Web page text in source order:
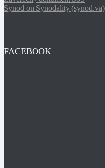
Synod on Synodality (synod.va)
FACEBOOK